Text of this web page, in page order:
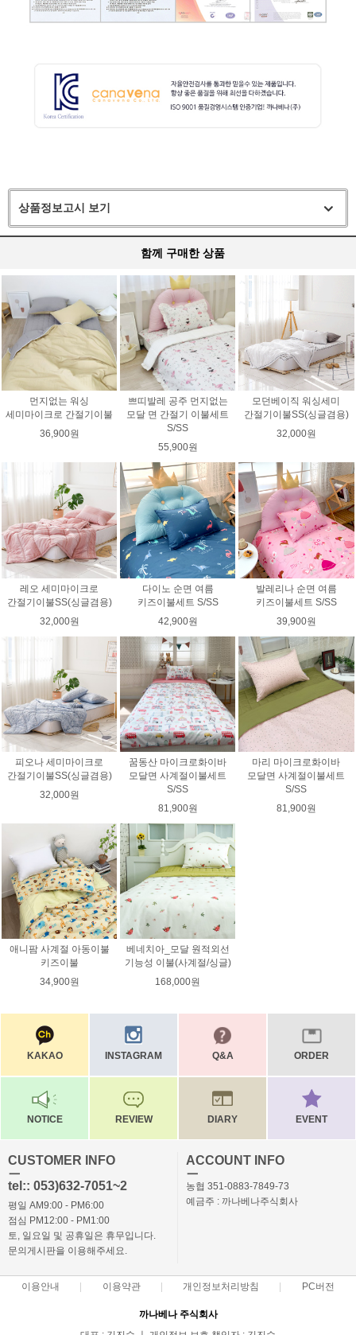
상품정보고시 보기
함께 구매한 상품
먼지없는 워싱
세미마이크로 간절기이불
36,900원
쁘띠발레 공주 먼지없는
모달 면 간절기 이불세트
S/SS
55,900원
모던베이직 워싱세미
간절기이불SS(싱글겸용)
32,000원
레오 세미마이크로
간절기이불SS(싱글겸용)
32,000원
다이노 순면 여름
키즈이불세트 S/SS
42,900원
발레리나 순면 여름
키즈이불세트 S/SS
39,900원
피오나 세미마이크로
간절기이불SS(싱글겸용)
32,000원
꿈동산 마이크로화이바
모달면 사계절이불세트
S/SS
81,900원
마리 마이크로화이바
모달면 사계절이불세트
S/SS
81,900원
애니팜 사계절 아동이불
키즈이불
34,900원
베네치아_모달 원적외선
기능성 이불(사계절/싱글)
168,000원
KAKAO INSTAGRAM Q&A ORDER
NOTICE REVIEW DIARY EVENT
CUSTOMER INFO
ㅡ
tel:: 053)632-7051~2
평일 AM9:00 - PM6:00
점심 PM12:00 - PM1:00
토, 일요일 및 공휴일은 휴무입니다.
문의게시판을 이용해주세요.
ACCOUNT INFO
ㅡ
농협 351-0883-7849-73
예금주 : 까나베나주식회사
이용안내 이용약관 개인정보처리방침 PC버전
까나베나 주식회사